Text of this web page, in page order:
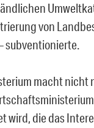
von
subventionierte.
macht nicht
wird, die das